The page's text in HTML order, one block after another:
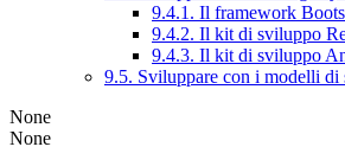
9.4.1. Il framework
9.4.2. Il kit di sviluppo
9.4.3. Il kit di sviluppo
9.5. Sviluppare con i modelli di
None
None